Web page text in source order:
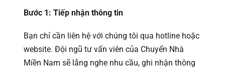
Bước 1: Tiếp nhận thông tin
Bạn chỉ cần liên hệ với chúng tôi qua hotline hoặc
website. Đội ngũ tư vấn viên của Chuyển Nhà
Miền Nam sẽ lắng nghe nhu cầu, ghi nhận thông